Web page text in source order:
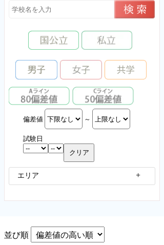
偏差値 ～
試験日
エリア
並び順